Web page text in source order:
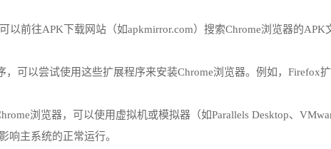
以前往APK下载网站（如apkmirror.com）搜索Chrome浏览器的
可以尝试使用这些扩展程序来安装Chrome浏览器。例如，Firefox
浏览器，可以使用虚拟机或模拟器（如Parallels Desktop、
响主系统的正常运行。